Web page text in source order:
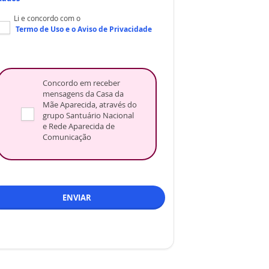
Li e concordo com o
Termo de Usoe oAviso de Privacidade
Concordo em receber
mensagens da Casa da
Mãe Aparecida, através do
grupo Santuário Nacional
e Rede Aparecida de
Comunicação
ENVIAR